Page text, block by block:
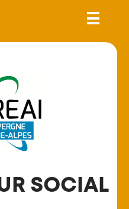
SOCIAL